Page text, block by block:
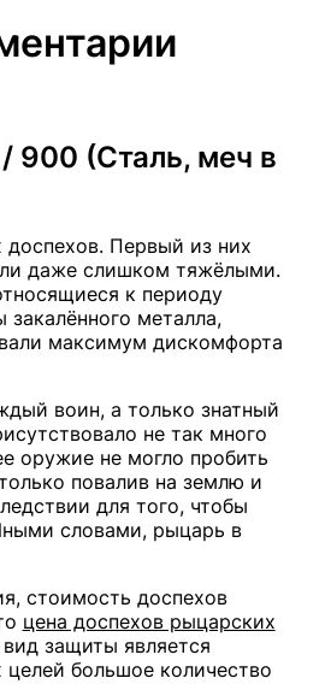
900 (Cталь, меч в
Первый из них
даже слишком тяжёлыми.
к периоду
металла,
максимум дискомфорта
воин, а только знатный
не так много
оружие не могло пробить
повалив на землю и
для того, чтобы
словами, рыцарь в
стоимость доспехов
цена доспехов рыцарских
защиты является
большое количество